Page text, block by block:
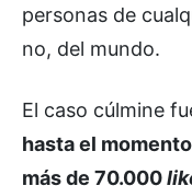
personas de
no, del mundo.
El caso cúlmine
hasta el
más de 70.000